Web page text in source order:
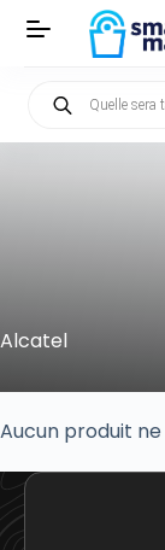
Alcatel
Aucun produit